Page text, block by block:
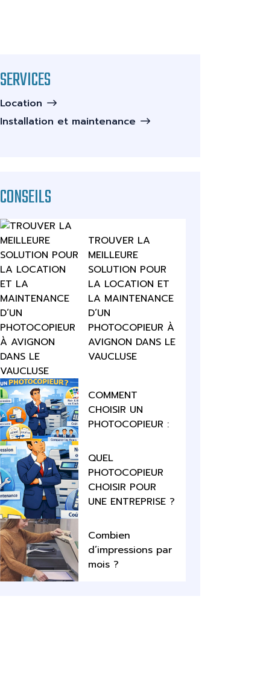
SERVICES
Location
Installation et maintenance
CONSEILS
TROUVER LA
MEILLEURE
SOLUTION POUR
LA LOCATION ET
LA MAINTENANCE
D’UN
PHOTOCOPIEUR À
AVIGNON DANS LE
VAUCLUSE
COMMENT
CHOISIR UN
PHOTOCOPIEUR :
QUEL
PHOTOCOPIEUR
CHOISIR POUR
UNE ENTREPRISE ?
Combien
d’impressions par
mois ?